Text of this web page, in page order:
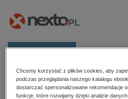
Kategorie
Zobacz wszystkie E-prasa
Strona główna Wydawnictwo
Chcemy korzystać z plików cookies, aby
podczas przeglądania naszego katalogu
dostarczać spersonalizowane rekomendacje
funkcje, które rozwijamy dzięki analizie